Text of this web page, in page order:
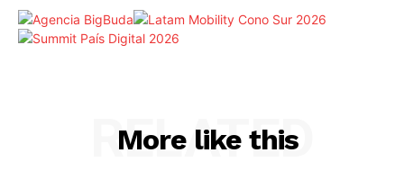
More like this
RELATED